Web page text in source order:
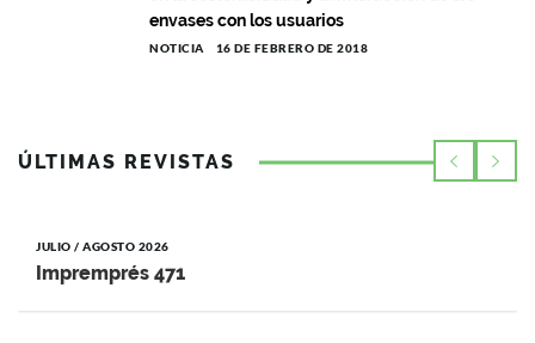
envases con los usuarios
NOTICIA 16 DE FEBRERO DE 2018
ÚLTIMAS REVISTAS
JULIO / AGOSTO 2026
Impremprés 471